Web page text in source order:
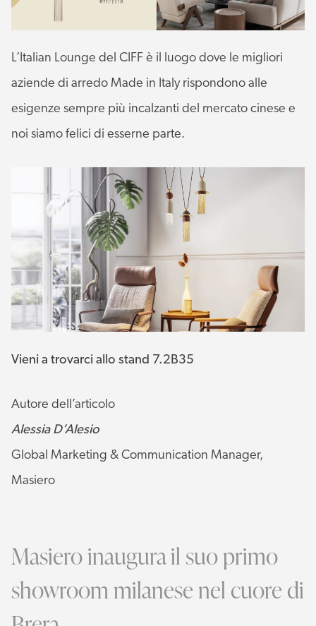
L’Italian Lounge del CIFF è il luogo dove le migliori
aziende di arredo Made in Italy rispondono alle
esigenze sempre più incalzanti del mercato cinese e
noi siamo felici di esserne parte.
Vieni a trovarci allo stand 7.2B35
Autore dell’articolo
Alessia D’Alesio
Global Marketing & Communication Manager,
Masiero
Masiero inaugura il suo primo
showroom milanese nel cuore di